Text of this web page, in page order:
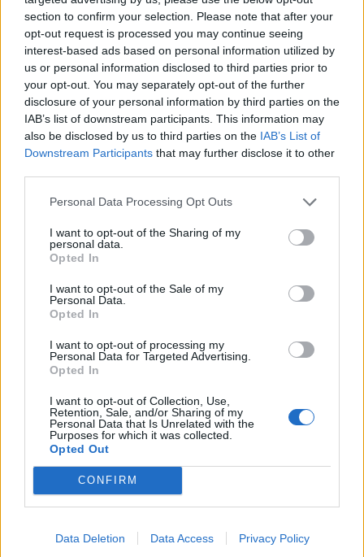
section to confirm your selection. Please note that after your
opt-out request is processed you may continue seeing
interest-based ads based on personal information utilized by
us or personal information disclosed to third parties prior to
your opt-out. You may separately opt-out of the further
disclosure of your personal information by third parties on the
IAB’s list of downstream participants. This information may
also be disclosed by us to third parties on the IAB’s List of
Downstream Participants that may further disclose it to other
Personal Data Processing Opt Outs
I want to opt-out of the Sharing of my
personal data.
Opted In
I want to opt-out of the Sale of my
Personal Data.
Opted In
I want to opt-out of processing my
Personal Data for Targeted Advertising.
Opted In
I want to opt-out of Collection, Use,
Retention, Sale, and/or Sharing of my
Personal Data that Is Unrelated with the
Purposes for which it was collected.
Opted Out
CONFIRM
Data Deletion Data Access Privacy Policy
Πληροφορίες και παραλαβή των Γενικών και
Ειδικών όρων του διαγωνισμού δίνονται κάθε
εργάσιμη ημέρα και ώρες 08:00 έως 14:00 στο
ΚΕΕΜ. Τηλ. 2731035380 εσ. 104-114.
TAGS: ΑΓΟΡΑ